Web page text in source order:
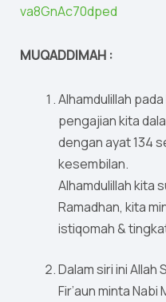
va8GnAc70dped
MUQADDIMAH :
Alhamdulillah
pengajian kita
dengan ayat 134
kesembilan.
Alhamdulillah kita
Ramadhan, kita
istiqomah &
Dalam siri ini
Fir’aun minta